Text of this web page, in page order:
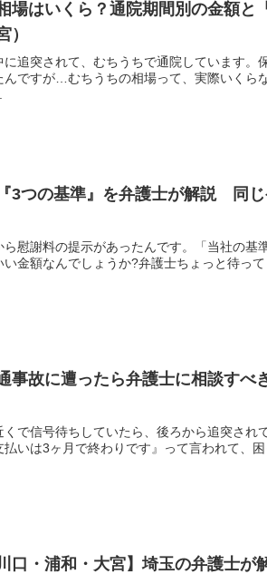
場はいくら？通院期間別の金額と
）
追突されて、むちうちで通院しています
んですが…むちうちの相場って、実際いくら
3つの基準』を弁護士が解説 同
慰謝料の提示があったんです。「当社の基
い金額なんでしょうか?弁護士ちょっと待っ
事故に遭ったら弁護士に相談す
くで信号待ちしていたら、後ろから追突さ
払いは3ヶ月で終わりです』って言われて、
口・浦和・大宮】埼玉の弁護士が